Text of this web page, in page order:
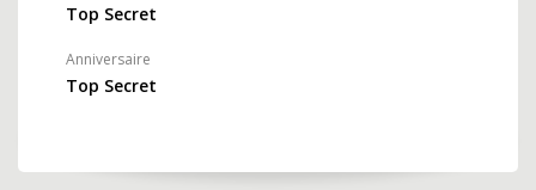
Top Secret
Anniversaire
Top Secret